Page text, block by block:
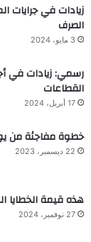
زيادات في جرايات
الصرف
3 مايو، 2024
رسمي: زيادات في
القطاعات
17 أبريل، 2024
خطوة مفاجئة من
22 ديسمبر، 2023
هذه قيمة الخطايا
27 نوفمبر، 2024